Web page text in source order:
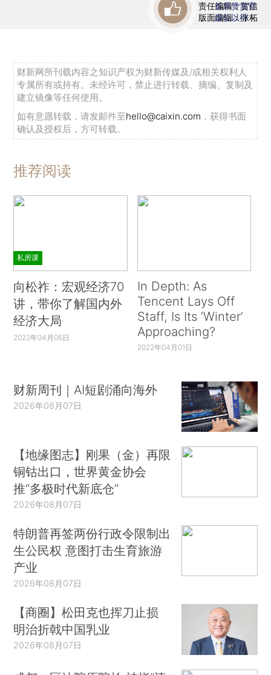
责任编辑：贺信
版面编辑：张柘
首席赞赏官
虚位以待
财新网所刊载内容之知识产权为财新传媒及/或相关权利人
专属所有或持有。未经许可，禁止进行转载、摘编、复制及
建立镜像等任何使用。
如有意愿转载，请发邮件至hello@caixin.com ，获得书面
确认及授权后，方可转载。
推荐阅读
私房课
向松祚：宏观经济70
讲，带你了解国内外
经济大局
2022年04月06日
In Depth: As
Tencent Lays Off
Staff, Is Its ‘Winter’
Approaching?
2022年04月01日
财新周刊｜AI短剧涌向海外
2026年08月07日
【地缘图志】刚果（金）再限
铜钴出口，世界黄金协会
推“多极时代新底仓”
2026年08月07日
特朗普再签两份行政令限制出
生公民权 意图打击生育旅游
产业
2026年08月07日
【商圈】松田克也挥刀止损
明治折戟中国乳业
2026年08月07日